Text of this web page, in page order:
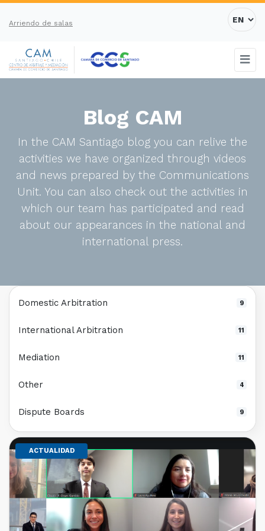
Arriendo de salas
Blog CAM
In the CAM Santiago blog you can relive the
activities we have organized through videos
and news prepared by the Communications
Unit. You can also check out the activities in
which our team has participated and read
about our appearances in the national and
international press.
ACTUALIDAD
Domestic Arbitration 9
International Arbitration 11
Mediation 11
Other 4
Dispute Boards 9